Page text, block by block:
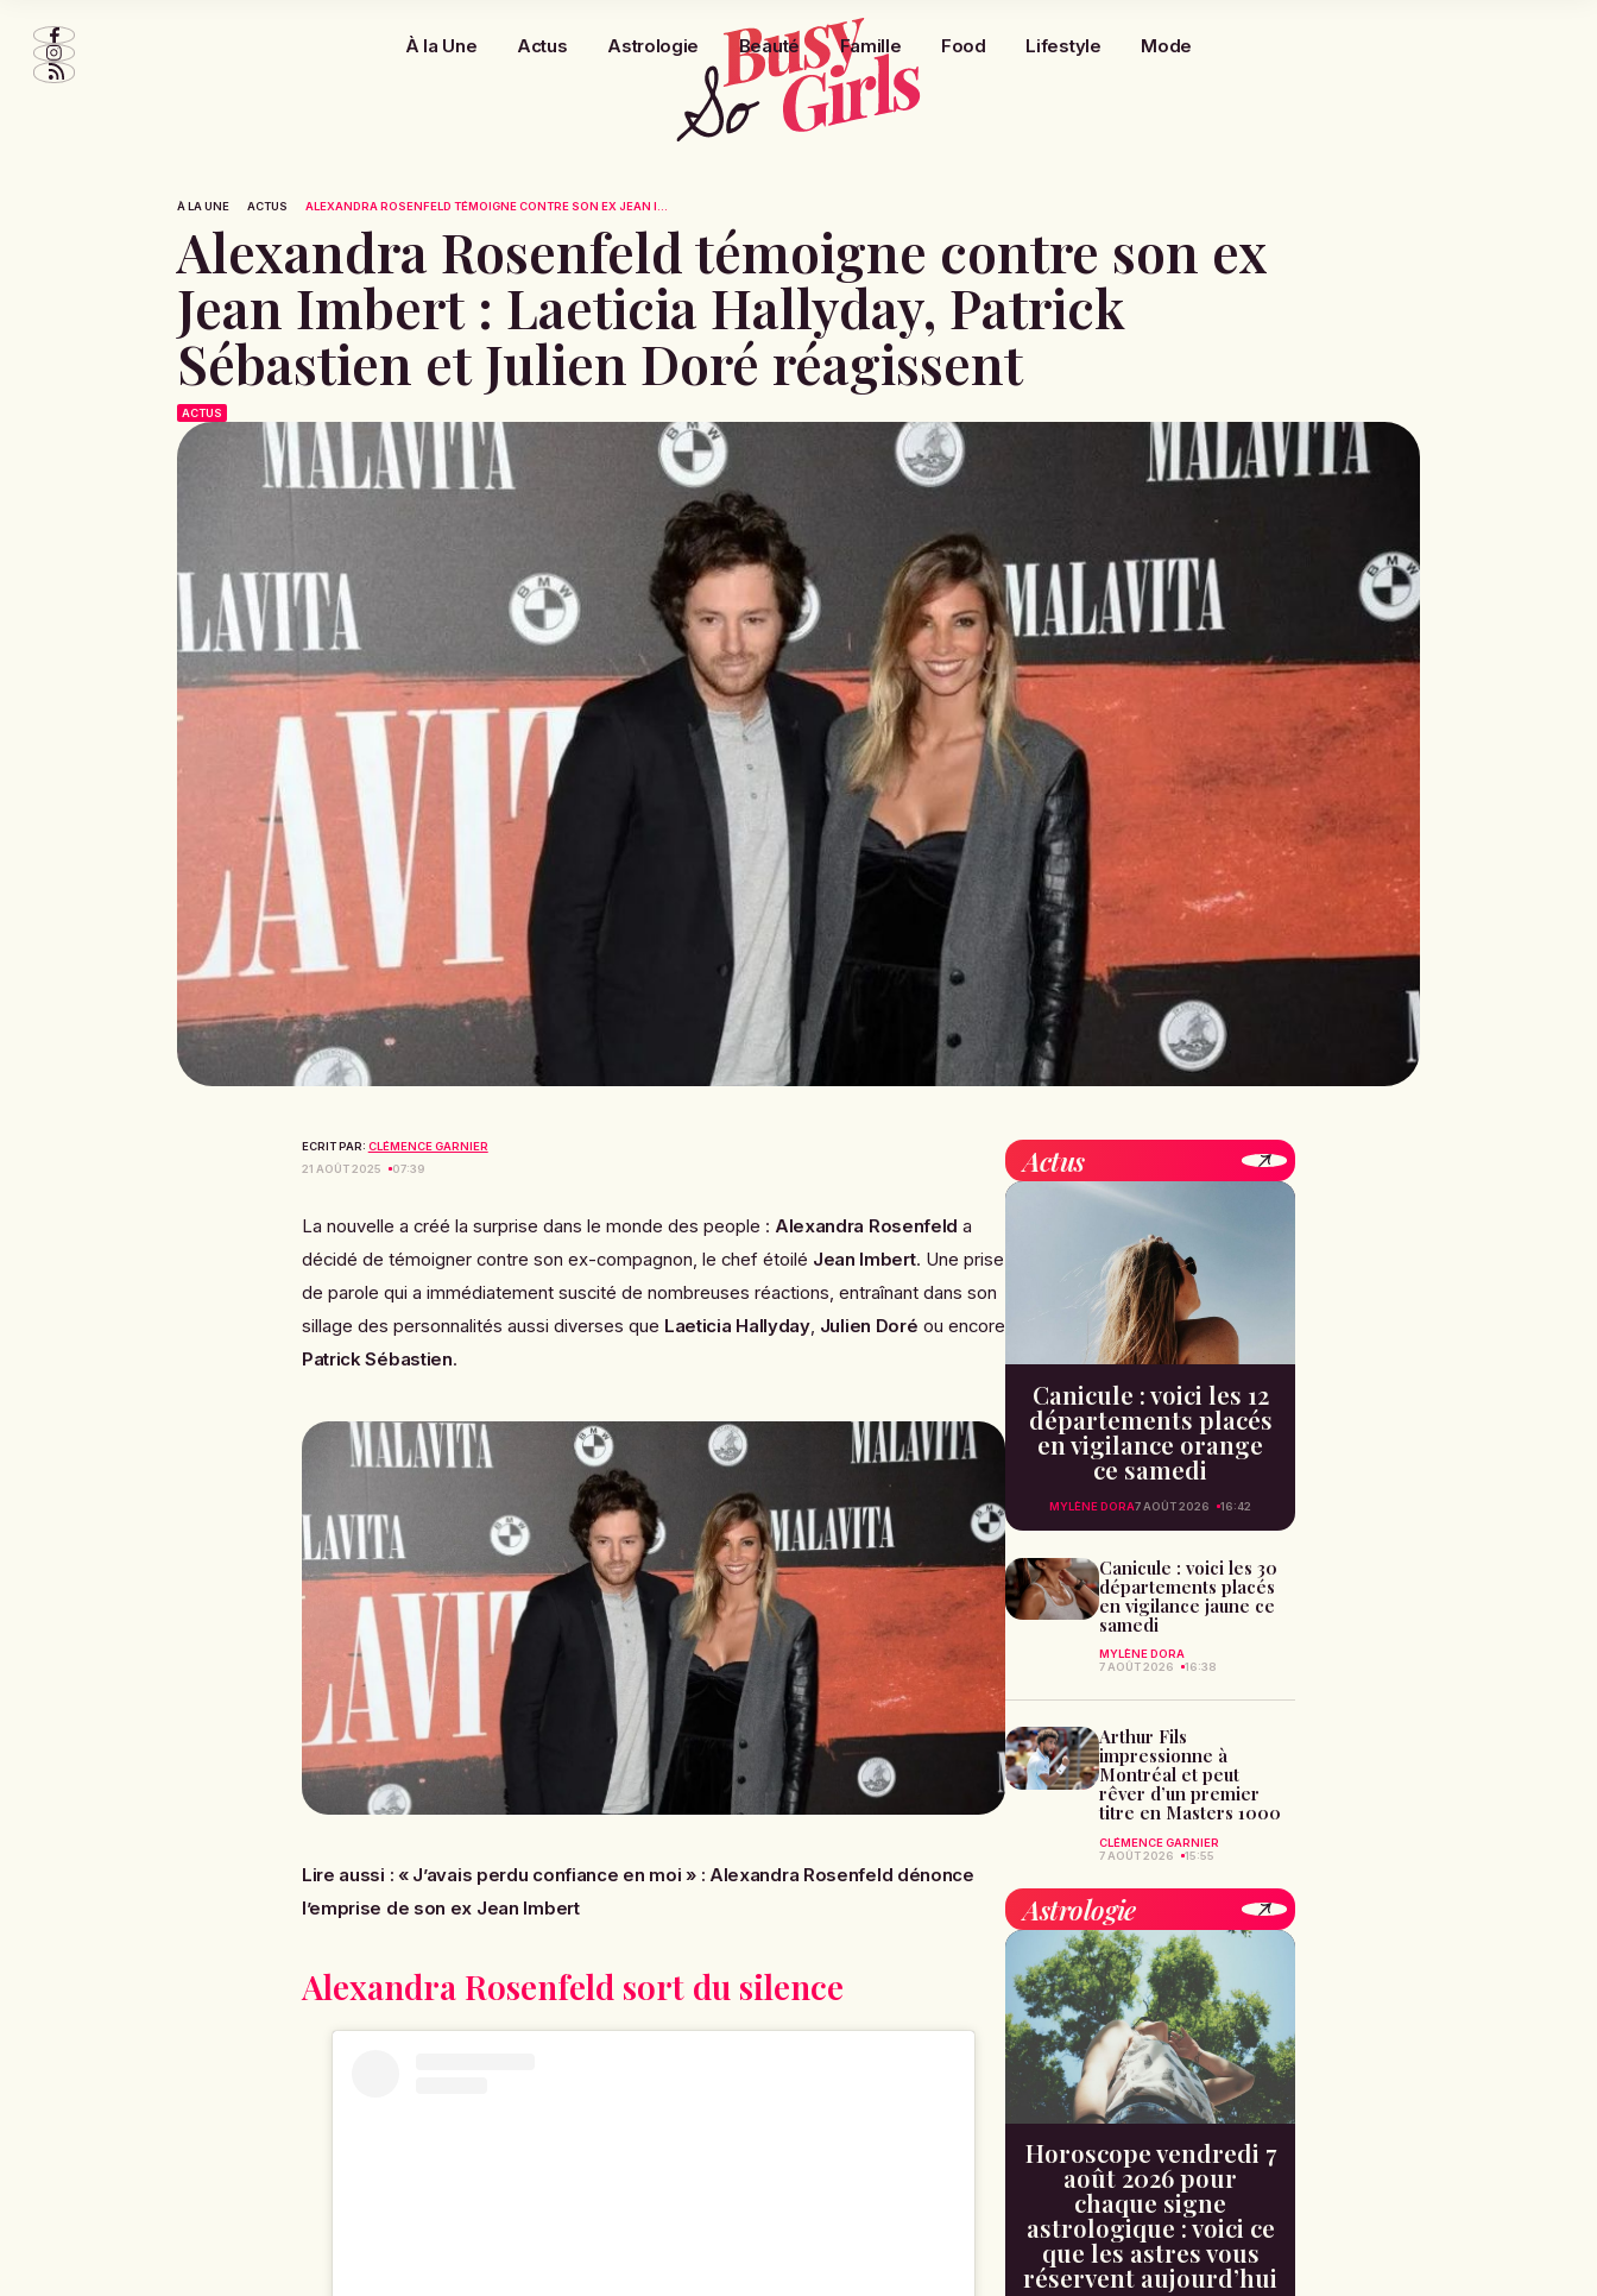
À la Une Actus Astrologie Beauté Famille Food Lifestyle Mode
À LA UNE ACTUS ALEXANDRA ROSENFELD TÉMOIGNE CONTRE SON EX JEAN I...
Alexandra Rosenfeld témoigne contre son ex
Jean Imbert : Laeticia Hallyday, Patrick
Sébastien et Julien Doré réagissent
ACTUS
ECRIT PAR: CLÉMENCE GARNIER
21 AOÛT 2025
07:39
La nouvelle a créé la surprise dans le monde des people : Alexandra Rosenfeld a
décidé de témoigner contre son ex-compagnon, le chef étoilé Jean Imbert. Une prise
de parole qui a immédiatement suscité de nombreuses réactions, entraînant dans son
sillage des personnalités aussi diverses que Laeticia Hallyday, Julien Doré ou encore
Patrick Sébastien.
Lire aussi : « J’avais perdu confiance en moi » : Alexandra Rosenfeld dénonce
l’emprise de son ex Jean Imbert
Alexandra Rosenfeld sort du silence
Actus
Canicule : voici les 12
départements placés
en vigilance orange
ce samedi
MYLÈNE DORA7 AOÛT 2026 16:42
Canicule : voici les 30
départements placés
en vigilance jaune ce
samedi
MYLÈNE DORA
7 AOÛT 2026
16:38
Arthur Fils
impressionne à
Montréal et peut
rêver d’un premier
titre en Masters 1000
CLÉMENCE GARNIER
7 AOÛT 2026
15:55
Astrologie
Horoscope vendredi 7
août 2026 pour
chaque signe
astrologique : voici ce
que les astres vous
réservent aujourd’hui